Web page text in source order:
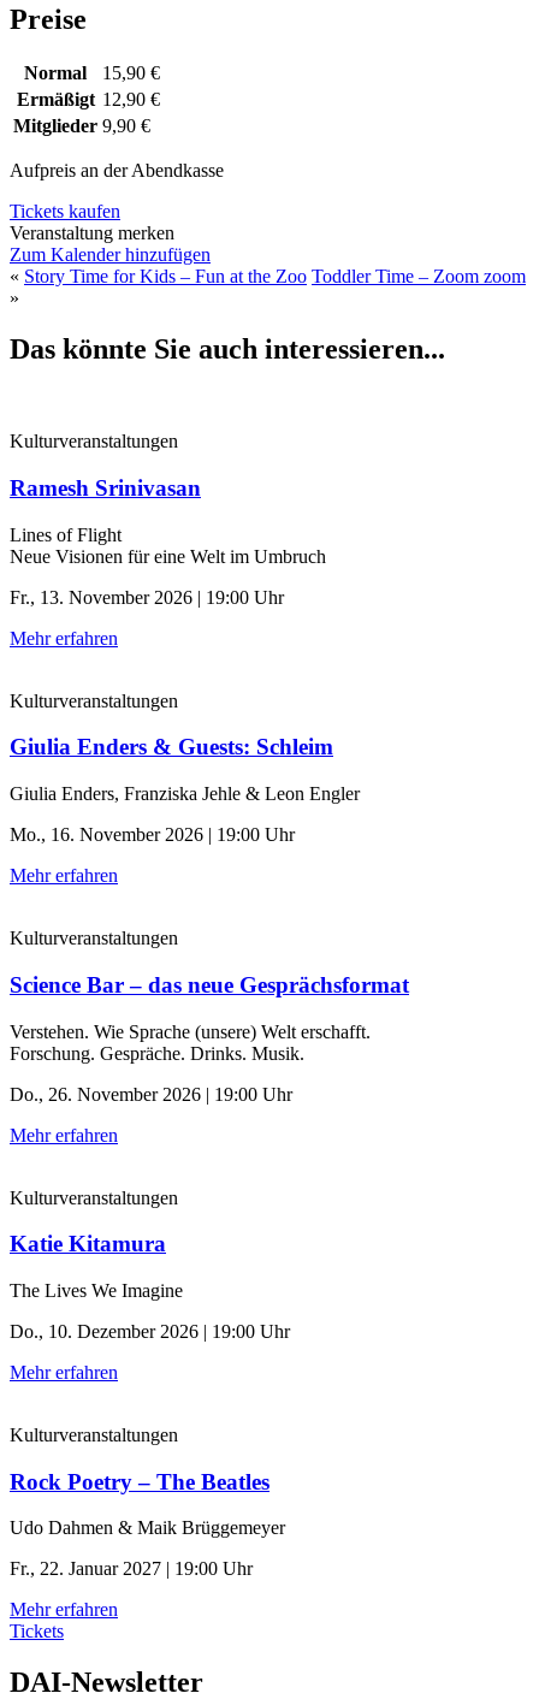
Preise
Normal
15,90 €
Ermäßigt 12,90 €
Mitglieder 9,90 €
Aufpreis an der Abendkasse
Tickets kaufen
Veranstaltung merken
Zum Kalender hinzufügen
« Story Time for Kids – Fun at the Zoo Toddler Time – Zoom zoom
»
Das könnte Sie auch interessieren...
Kulturveranstaltungen
Ramesh Srinivasan
Lines of Flight
Neue Visionen für eine Welt im Umbruch
Fr., 13. November 2026 | 19:00 Uhr
Mehr erfahren
Kulturveranstaltungen
Giulia Enders & Guests: Schleim
Giulia Enders, Franziska Jehle & Leon Engler
Mo., 16. November 2026 | 19:00 Uhr
Mehr erfahren
Kulturveranstaltungen
Science Bar – das neue Gesprächsformat
Verstehen. Wie Sprache (unsere) Welt erschafft.
Forschung. Gespräche. Drinks. Musik.
Do., 26. November 2026 | 19:00 Uhr
Mehr erfahren
Kulturveranstaltungen
Katie Kitamura
The Lives We Imagine
Do., 10. Dezember 2026 | 19:00 Uhr
Mehr erfahren
Kulturveranstaltungen
Rock Poetry – The Beatles
Udo Dahmen & Maik Brüggemeyer
Fr., 22. Januar 2027 | 19:00 Uhr
Mehr erfahren
Tickets
DAI-Newsletter